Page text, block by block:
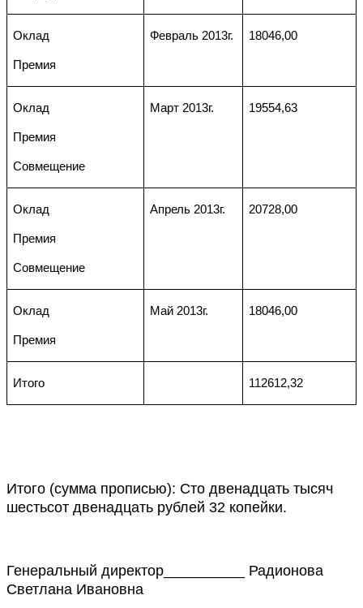
Оклад
Премия
Февраль 2013г. 18046,00
Оклад
Премия
Совмещение
Март 2013г. 19554,63
Оклад
Премия
Совмещение
Апрель 2013г. 20728,00
Оклад
Премия
Май 2013г. 18046,00
Итого 112612,32
Итого (сумма прописью): Сто двенадцать тысяч
шестьсот двенадцать рублей 32 копейки.
Генеральный директор__________ Радионова
Светлана Ивановна